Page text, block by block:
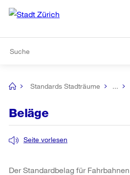
Navigation
[no
Standards Stadträume ...
Beläge
Seite vorlesen
Der Standardbelag für